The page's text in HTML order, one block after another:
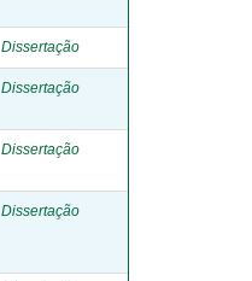
Dissertação
Dissertação
Dissertação
Dissertação